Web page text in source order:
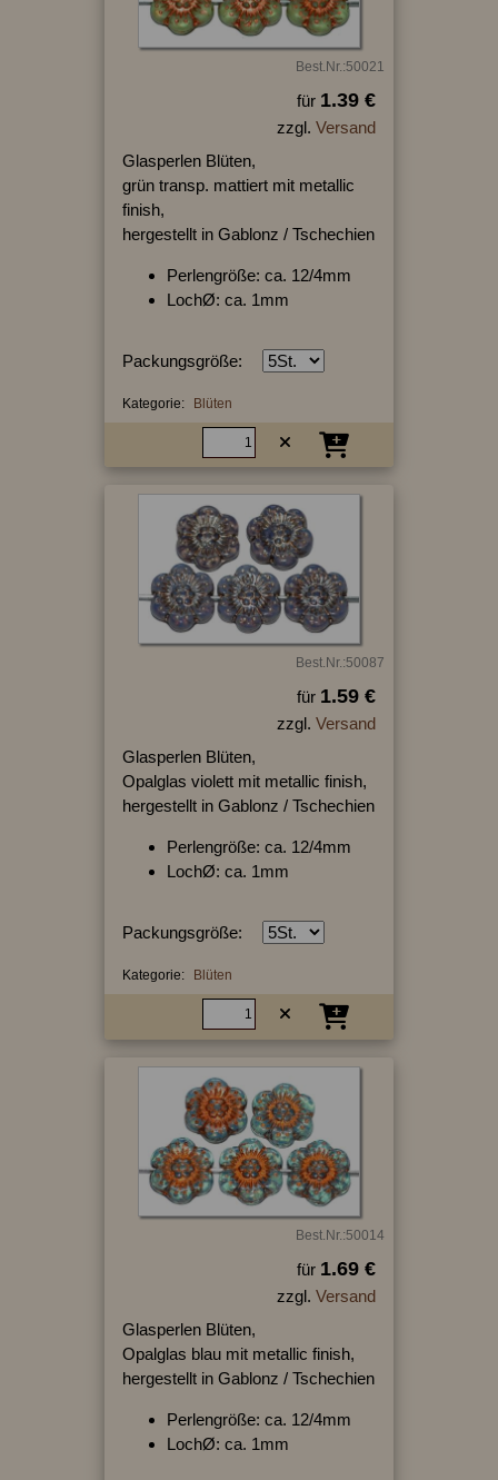
Best.Nr.:50021
für 1.39 €
zzgl. Versand
Glasperlen Blüten,
grün transp. mattiert mit metallic
finish,
hergestellt in Gablonz / Tschechien
Perlengröße: ca. 12/4mm
LochØ: ca. 1mm
Packungsgröße:
Kategorie: Blüten
Best.Nr.:50087
für 1.59 €
zzgl. Versand
Glasperlen Blüten,
Opalglas violett mit metallic finish,
hergestellt in Gablonz / Tschechien
Perlengröße: ca. 12/4mm
LochØ: ca. 1mm
Packungsgröße:
Kategorie: Blüten
Best.Nr.:50014
für 1.69 €
zzgl. Versand
Glasperlen Blüten,
Opalglas blau mit metallic finish,
hergestellt in Gablonz / Tschechien
Perlengröße: ca. 12/4mm
LochØ: ca. 1mm